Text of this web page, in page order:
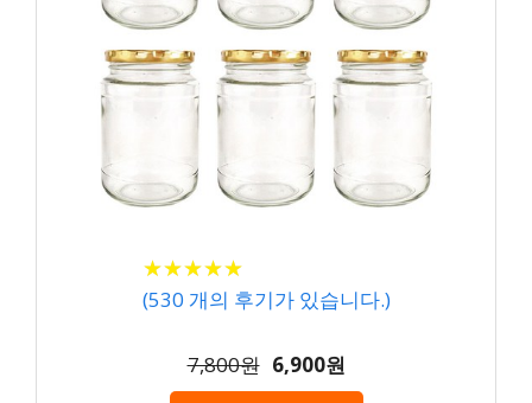
★★★★★
★★★★★
(530 개의 후기가 있습니다.)
7,800원 6,900원